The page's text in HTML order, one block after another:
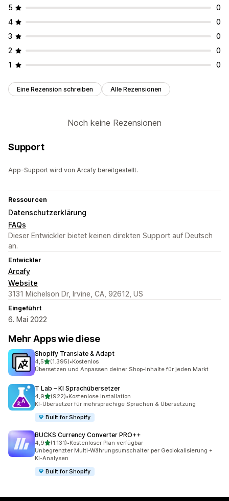
5
0
4
0
3
0
2
0
1
0
Eine Rezension schreiben Alle Rezensionen
Noch keine Rezensionen
Support
App-Support wird von Arcafy bereitgestellt.
Ressourcen
Datenschutzerklärung
FAQs
Dieser Entwickler bietet keinen direkten Support auf Deutsch
an.
Entwickler
Arcafy
Website
3131 Michelson Dr, Irvine, CA, 92612, US
Eingeführt
6. Mai 2022
Mehr Apps wie diese
Shopify Translate & Adapt
4,5von 5 Sternen
(1.395)
1395 Rezensionen insgesamt
•Kostenlos
Übersetzen und Anpassen deiner Shop-Inhalte für jeden Markt
T Lab – KI Sprachübersetzer
4,9von 5 Sternen
(922)
922 Rezensionen insgesamt
•Kostenlose Installation
KI-Übersetzer für mehrsprachige Sprachen & Übersetzung
Built for Shopify
BUCKS Currency Converter PRO++
4,9von 5 Sternen
(1.131)
1131 Rezensionen insgesamt
•Kostenloser Plan verfügbar
Unbegrenzter Multi-Währungsumschalter per Geolokalisierung +
KI-Analysen
Built for Shopify